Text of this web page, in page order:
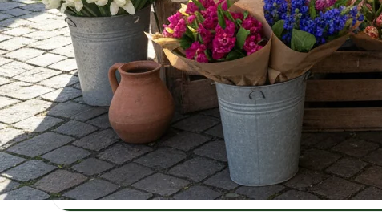
Markttage
Dienstag, Mittwoch, Donnerstag, Freitag
Über den Markt